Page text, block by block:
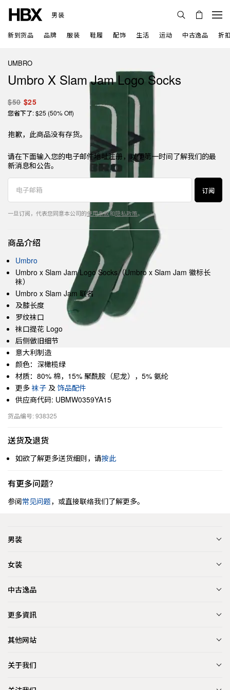
男装
新到货品 品牌 服装 鞋履 配饰 生活 运动 中古逸品 折
UMBRO
Umbro X Slam Jam Logo Socks
$50 $25
您省下了: $25 (50% Off)
抱歉，此商品没有存货。
请在下面输入您的电子邮件地址注册，以便第一时间了解我们的最
新消息和公告。
订阅
一旦订阅，代表您同意本公司的使用条款和隐私政策。
商品介绍
Umbro
Umbro x Slam Jam Logo Socks（Umbro x Slam Jam 徽标长
袜）
Umbro x Slam Jam 联名
及膝长度
罗纹袜口
袜口提花 Logo
后侧做旧细节
意大利制造
颜色：深橄榄绿
材质：80% 棉，15% 聚酰胺（尼龙），5% 氨纶
更多 袜子 及 饰品配件
供应商代码: UBMW0359YA15
货品编号: 938325
送货及退货
如欲了解更多送货细则，请按此
有更多问题?
参阅常见问题，或直接联络我们了解更多。
男装
女装
中古逸品
更多資訊
其他网站
关于我们